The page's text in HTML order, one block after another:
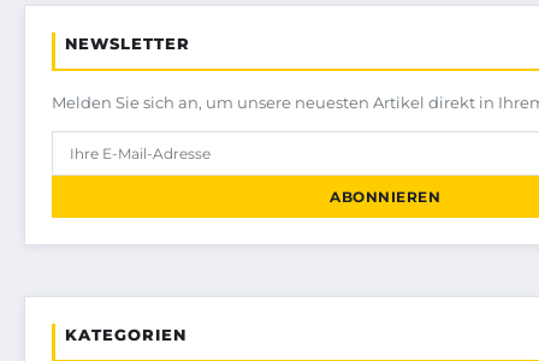
NEWSLETTER
Melden Sie sich an, um unsere neuesten Artikel direkt in
ABONNIEREN
KATEGORIEN